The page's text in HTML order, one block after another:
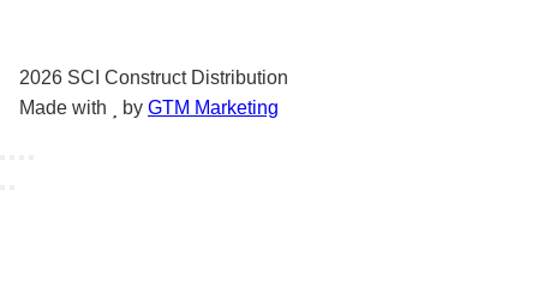
2026 SCI Construct Distribution
Made with
by GTM Marketing